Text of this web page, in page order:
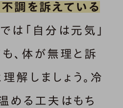
調を訴えている
は「自分は元気」
、体が無理と訴
解しましょう。冷
める工夫はもち